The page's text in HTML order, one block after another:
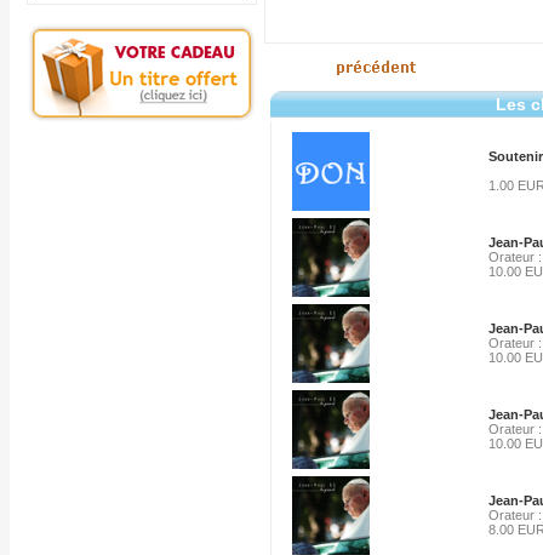
Les
1.00
Jean-
Orateur
10.00
Jean-
Orateur
10.00
Jean-
Orateur
10.00
Jean-
Orateur
8.00